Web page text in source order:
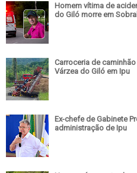
Homem vítima de
do Giló morre em Sobral
Carroceria de
Várzea do Giló em Ipu
Ex-chefe de Gabinete
administração de Ipu